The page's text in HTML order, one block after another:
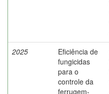
2025
Eficiência de
fungicidas
para o
controle da
ferrugem-